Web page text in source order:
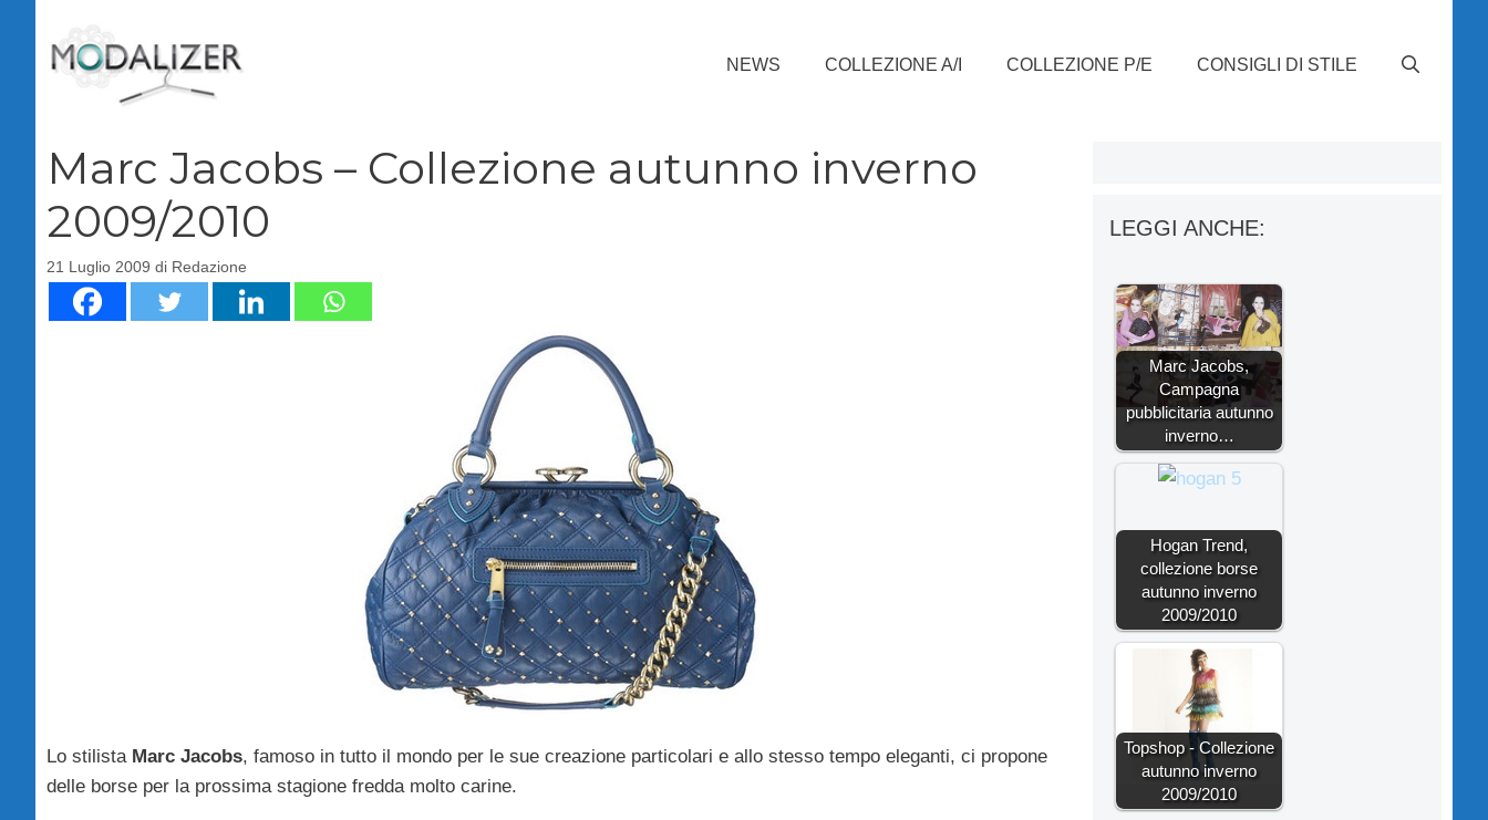
contenuto
NEWS COLLEZIONE A/I COLLEZIONE P/E CONSIGLI DI STILE
Marc Jacobs – Collezione autunno inverno
2009/2010
21 Luglio 2009 di Redazione
Lo stilista Marc Jacobs, famoso in tutto il mondo per le sue creazione particolari e allo stesso tempo eleganti, ci propone
delle borse per la prossima stagione fredda molto carine.
LEGGI ANCHE:
Marc Jacobs,
Campagna
pubblicitaria autunno
inverno…
Hogan Trend,
collezione borse
autunno inverno
2009/2010
Topshop - Collezione
autunno inverno
2009/2010